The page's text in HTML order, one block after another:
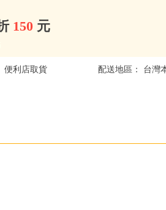
150 元
便利店取貨 配送地區： 台灣